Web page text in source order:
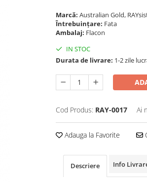
Marcă: Australian Gold,
Întrebuințare: Fata
Ambalaj: Flacon
IN STOC
Durata de livrare: 1-2 zile
Cod Produs: RAY-0017 Ai
Adauga la Favorite
Descriere Info